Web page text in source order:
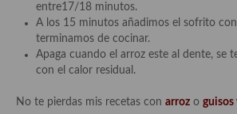
Cocina Azerí (Azerbaiyán)
Cocina de Egipto
Cocina de Tunez
Cocina Oriental
entre17/18 minutos.
A los 15 minutos añadimos el sofrito
terminamos de cocinar.
Apaga cuando el arroz este al dente, se
con el calor residual.
No te pierdas mis recetas con arroz o guisos